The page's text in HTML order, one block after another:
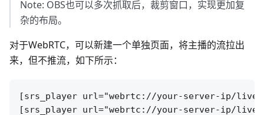
Note: OBS也可以多次抓取后，裁剪窗口，实现更加复
杂的布局。
对于WebRTC，可以新建一个单独页面，将主播的流拉出
来，但不推流，如下所示：
[srs_player url="webrtc://your-server-ip/live/